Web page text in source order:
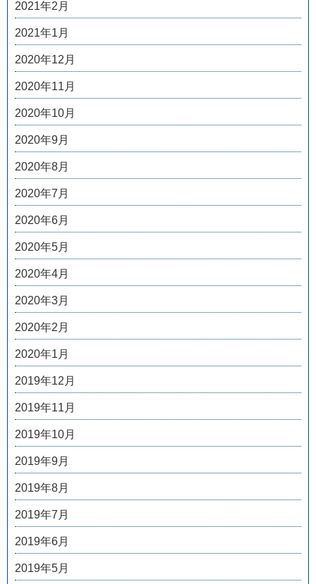
2021年2月
2021年1月
2020年12月
2020年11月
2020年10月
2020年9月
2020年8月
2020年7月
2020年6月
2020年5月
2020年4月
2020年3月
2020年2月
2020年1月
2019年12月
2019年11月
2019年10月
2019年9月
2019年8月
2019年7月
2019年6月
2019年5月